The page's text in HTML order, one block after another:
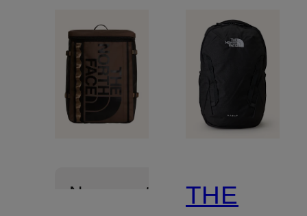
portable
ordinateur
portable
Nouveautés
THE